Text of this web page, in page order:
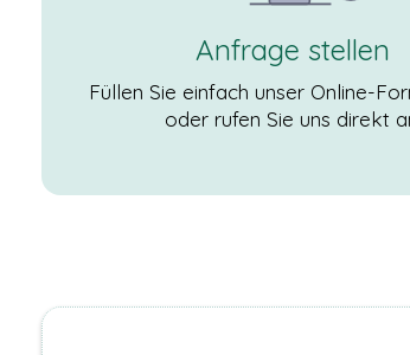
Anfrage stellen
Füllen Sie einfach unser Online-
oder rufen Sie uns direkt
sind und somit
Abs. 1 S. 1 lit. f)
STATISTIKEN
Damit wir die